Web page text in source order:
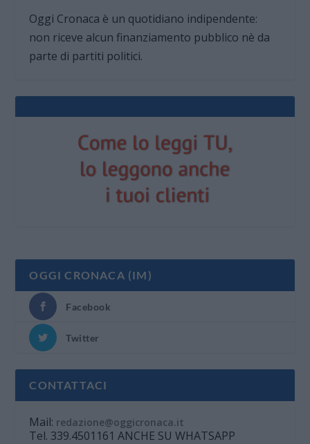
Oggi Cronaca è un quotidiano indipendente:
non riceve alcun finanziamento pubblico nè da
parte di partiti politici.
OGGI CRONACA (IM)
Facebook
Twitter
CONTATTACI
Mail: redazione@oggicronaca.it
Tel. 339.4501161 ANCHE SU WHATSAPP